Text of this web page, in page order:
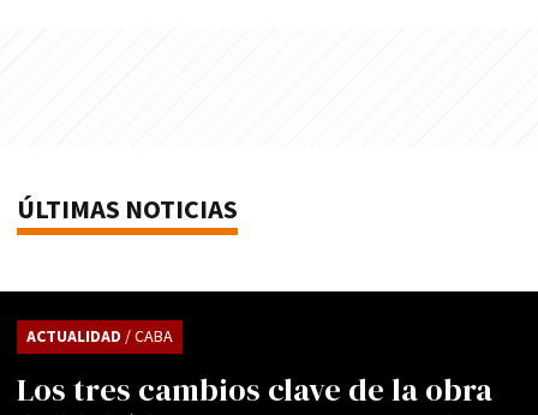
ÚLTIMAS NOTICIAS
Los tres cambios clave de la obra
ACTUALIDAD / CABA